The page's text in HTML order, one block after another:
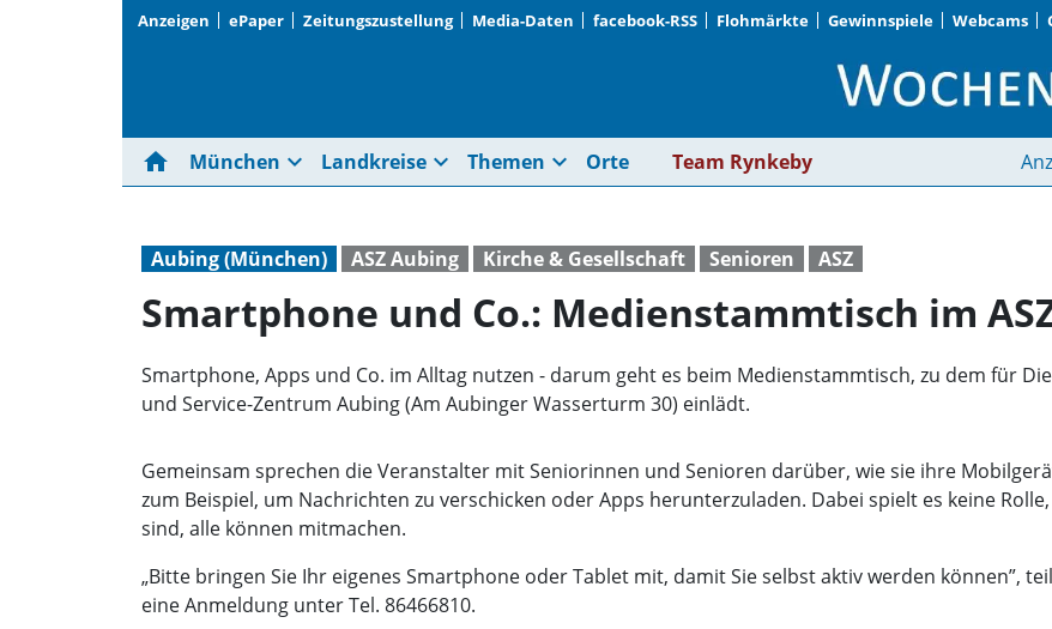
Anzeigen ePaper Zeitungszustellung Media-Daten facebook-RSS Flohmärkte Gewinnspiele Webcams
Smartphone und
home München expand_more Landkreise expand_more Themen expand_more Orte Team Rynkeby
Aubing (München) ASZ Aubing Kirche & Gesellschaft Senioren ASZ
Smartphone und Co.: Medienstammtisch im
Smartphone, Apps und Co. im Alltag nutzen - darum geht es beim Medienstammtisch, zu dem für
und Service-Zentrum Aubing (Am Aubinger Wasserturm 30) einlädt.
Gemeinsam sprechen die Veranstalter mit Seniorinnen und Senioren darüber, wie sie ihre
zum Beispiel, um Nachrichten zu verschicken oder Apps herunterzuladen. Dabei spielt es keine
sind, alle können mitmachen.
„Bitte bringen Sie Ihr eigenes Smartphone oder Tablet mit, damit Sie selbst aktiv werden können”,
eine Anmeldung unter Tel. 86466810.